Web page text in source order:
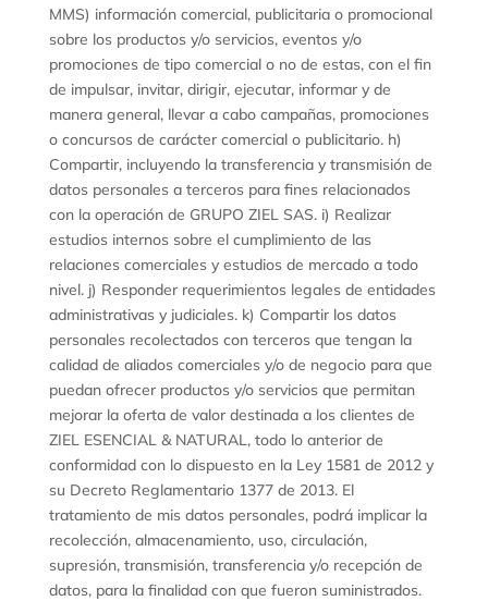
MMS) información comercial, publicitaria o promocional
sobre los productos y/o servicios, eventos y/o
promociones de tipo comercial o no de estas, con el fin
de impulsar, invitar, dirigir, ejecutar, informar y de
manera general, llevar a cabo campañas, promociones
o concursos de carácter comercial o publicitario. h)
Compartir, incluyendo la transferencia y transmisión de
datos personales a terceros para fines relacionados
con la operación de GRUPO ZIEL SAS. i) Realizar
estudios internos sobre el cumplimiento de las
relaciones comerciales y estudios de mercado a todo
nivel. j) Responder requerimientos legales de entidades
administrativas y judiciales. k) Compartir los datos
personales recolectados con terceros que tengan la
calidad de aliados comerciales y/o de negocio para que
puedan ofrecer productos y/o servicios que permitan
mejorar la oferta de valor destinada a los clientes de
ZIEL ESENCIAL & NATURAL, todo lo anterior de
conformidad con lo dispuesto en la Ley 1581 de 2012 y
su Decreto Reglamentario 1377 de 2013. El
tratamiento de mis datos personales, podrá implicar la
recolección, almacenamiento, uso, circulación,
supresión, transmisión, transferencia y/o recepción de
datos, para la finalidad con que fueron suministrados.